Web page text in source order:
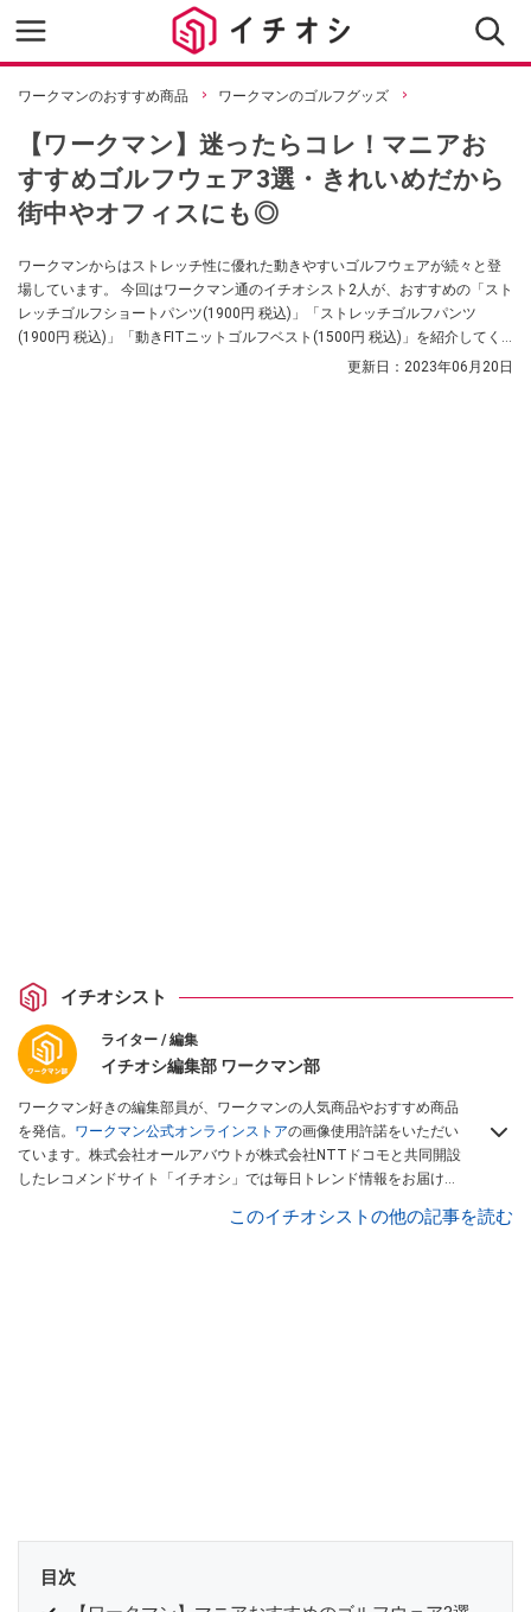
ワークマンのおすすめ商品 ワークマンのゴルフグッズ
【ワークマン】迷ったらコレ！マニアお
すすめゴルフウェア3選・きれいめだから
街中やオフィスにも◎
ワークマンからはストレッチ性に優れた動きやすいゴルフウェアが続々と登
場しています。 今回はワークマン通のイチオシスト2人が、おすすめの「スト
レッチゴルフショートパンツ(1900円 税込)」「ストレッチゴルフパンツ
(1900円 税込)」「動きFITニットゴルフベスト(1500円 税込)」を紹介してく
更新日： 2023年06月20日
イチオシスト
ライター / 編集
イチオシ編集部 ワークマン部
ワークマン好きの編集部員が、ワークマンの人気商品やおすすめ商品
を発信。 ワークマン公式オンラインストアの画像使用許諾をいただい
ています。株式会社オールアバウトが株式会社NTTドコモと共同開設
したレコメンドサイト「イチオシ」では毎日トレンド情報をお届け。
このイチオシストの他の記事を読む
目次